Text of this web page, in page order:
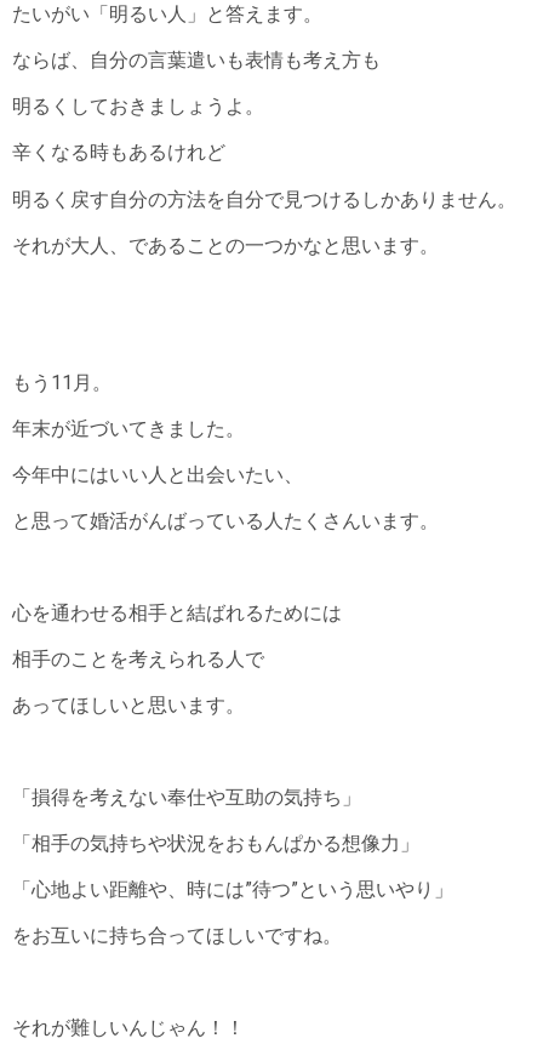
たいがい「明るい人」と答えます。
ならば、自分の言葉遣いも表情も考え方も
明るくしておきましょうよ。
辛くなる時もあるけれど
明るく戻す自分の方法を自分で見つけるしかありません。
それが大人、であることの一つかなと思います。
もう11月。
年末が近づいてきました。
今年中にはいい人と出会いたい、
と思って婚活がんばっている人たくさんいます。
心を通わせる相手と結ばれるためには
相手のことを考えられる人で
あってほしいと思います。
「損得を考えない奉仕や互助の気持ち」
「相手の気持ちや状況をおもんぱかる想像力」
「心地よい距離や、時には”待つ”という思いやり」
をお互いに持ち合ってほしいですね。
それが難しいんじゃん！！